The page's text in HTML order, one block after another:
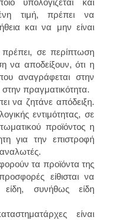
υπολογίζεται και
τιμή, πρέπει να
και να μην είναι
σε περίπτωση
να αποδείξουν, ότι η
αναγράφεται στην
στην πραγματικότητα.
να ζητάνε απόδειξη.
εντιμότητας, σε
προϊόντος η
για την επιστροφή
τα προϊόντα της
είθισται να
συνήθως είδη
είναι